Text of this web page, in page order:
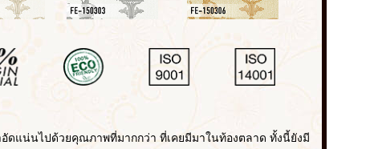
ดแน่นไปด้วยคุณภาพที่มากกว่า ที่เคยมีมาในท้องตลาด ทั้งนี้ยังมี